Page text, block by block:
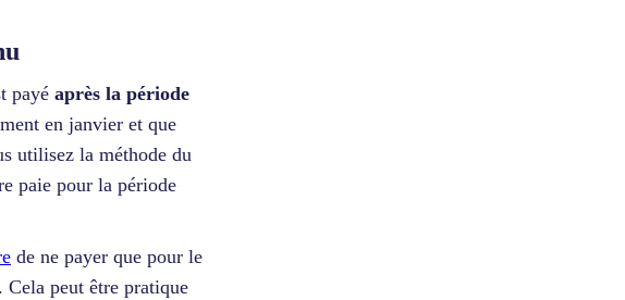
payé après la période
en janvier et que
utilisez la méthode du
paie pour la période
de ne payer que pour le
Cela peut être pratique